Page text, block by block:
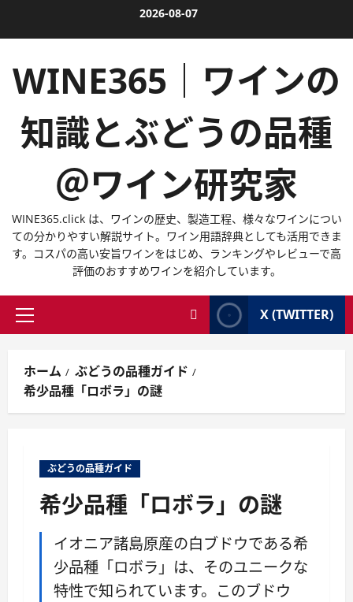
2026-08-07
WINE365｜ワインの
知識とぶどうの品種
＠ワイン研究家
WINE365.click は、ワインの歴史、製造工程、様々なワインについ
ての分かりやすい解説サイト。ワイン用語辞典としても活用できま
す。コスパの高い安旨ワインをはじめ、ランキングやレビューで高
評価のおすすめワインを紹介しています。
メ
メ
ニ
ュ
X (TWITTER)
ホーム
ぶどうの品種ガイド
希少品種「ロボラ」の謎
ぶどうの品種ガイド
希少品種「ロボラ」の謎
イオニア諸島原産の白ブドウである希
少品種「ロボラ」は、そのユニークな
特性で知られています。このブドウ